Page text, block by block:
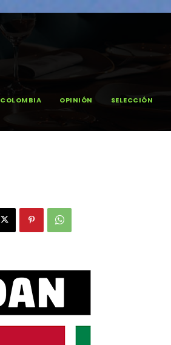
COLOMBIA OPINIÓN SELECCIÓN